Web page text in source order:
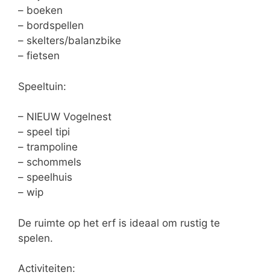
– boeken
– bordspellen
– skelters/balanzbike
– fietsen
Speeltuin:
– NIEUW Vogelnest
– speel tipi
– trampoline
– schommels
– speelhuis
– wip
De ruimte op het erf is ideaal om rustig te
spelen.
Activiteiten: